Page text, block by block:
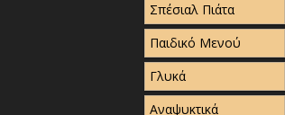
Σπέσιαλ Πιάτα
Παιδικό Μενού
Γλυκά
Αναψυκτικά